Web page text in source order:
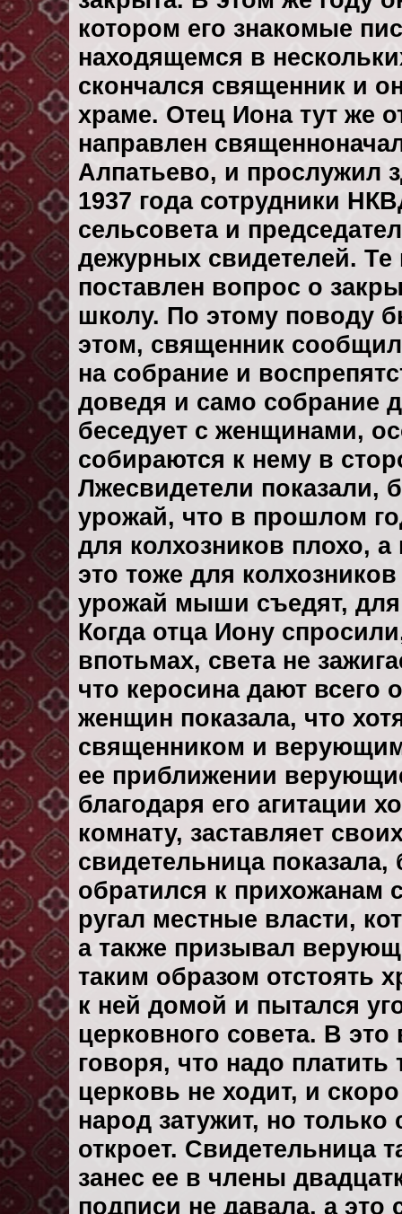
котором его знакомые
находящемся в
скончался священник и
храме. Отец Иона тут же
направлен
Алпатьево, и прослужил
1937 года сотрудники
сельсовета и
дежурных свидетелей. Те
поставлен вопрос о
школу. По этому поводу
этом, священник
на собрание и
доведя и само собрание
беседует с женщинами,
собираются к нему в
Лжесвидетели показали,
урожай, что в прошлом
для колхозников плохо,
это тоже для
урожай мыши съедят, для
Когда отца Иону
впотьмах, света не
что керосина дают всего
женщин показала, что
священником и
ее приближении
благодаря его агитации
комнату, заставляет
свидетельница
обратился к прихожанам
ругал местные власти,
а также призывал
таким образом отстоять
к ней домой и пытался
церковного совета. В
говоря, что надо
церковь не ходит, и
народ затужит, но только
откроет. Свидетельница
занес ее в члены
подписи не давала, а это